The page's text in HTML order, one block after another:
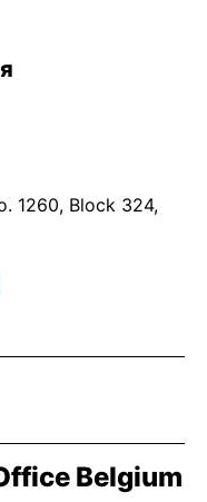
1260, Block 324,
Belgium